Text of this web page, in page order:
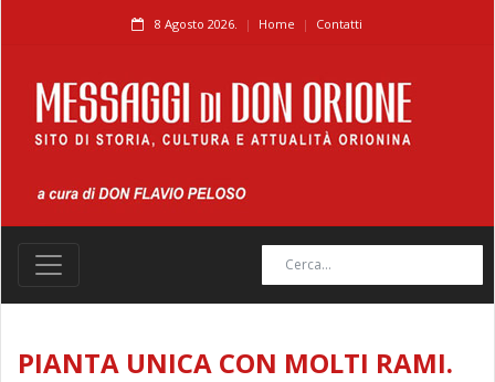
8 Agosto 2026. Home Contatti
PIANTA UNICA CON MOLTI RAMI.